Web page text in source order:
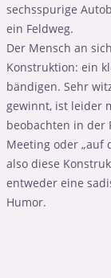
sechsspurige
ein Feldweg.
Der Mensch an
Konstruktion: ein
bändigen. Sehr
gewinnt, ist leider
beobachten in der
Meeting oder „auf
also diese
entweder eine
Humor.